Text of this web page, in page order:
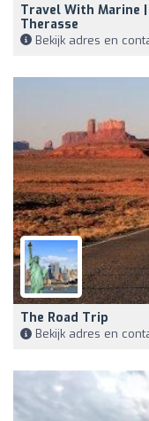
Travel With Marine
Therasse
Bekijk adres en
The Road Trip
Bekijk adres en